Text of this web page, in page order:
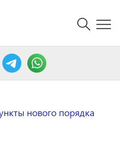
нового порядка